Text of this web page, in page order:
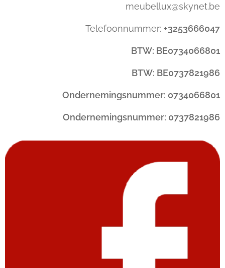
meubellux@skynet.be
Telefoonnummer: +3253666047
BTW: BE0734066801
BTW: BE0737821986
Ondernemingsnummer: 0734066801
Ondernemingsnummer: 0737821986